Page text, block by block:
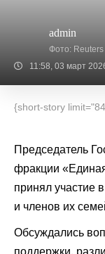
admin
Фото: Reuters
11:58, 03 март
{short-story
Председатель
фракции
принял участие
и членов их
Обсуждались